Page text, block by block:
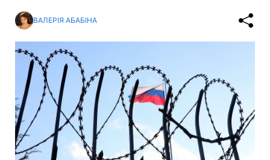
ВАЛЕРІЯ АБАБІНА